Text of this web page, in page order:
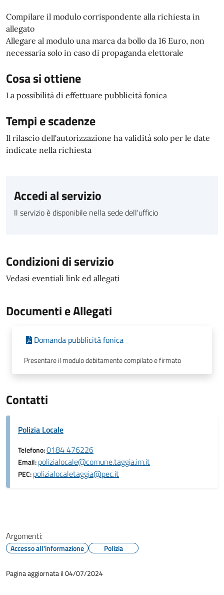
Compilare il modulo corrispondente alla richiesta in
allegato
Allegare al modulo una marca da bollo da 16 Euro, non
necessaria solo in caso di propaganda elettorale
Cosa si ottiene
La possibilità di effettuare pubblicità fonica
Tempi e scadenze
Il rilascio dell'autorizzazione ha validità solo per le date
indicate nella richiesta
Accedi al servizio
Il servizio è disponibile nella sede dell'ufficio
Condizioni di servizio
Vedasi eventiali link ed allegati
Documenti e Allegati
Domanda pubblicità fonica
Presentare il modulo debitamente compilato e firmato
Contatti
Polizia Locale
Telefono:0184 476226
Email:polizialocale@comune.taggia.im.it
PEC:polizialocaletaggia@pec.it
Argomenti:
Accesso all'informazione Polizia
Pagina aggiornata il 04/07/2024